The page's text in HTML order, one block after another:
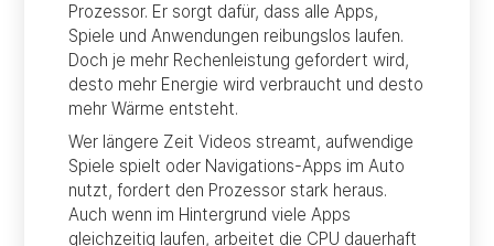
Prozessor. Er sorgt dafür, dass alle Apps,
Spiele und Anwendungen reibungslos laufen.
Doch je mehr Rechenleistung gefordert wird,
desto mehr Energie wird verbraucht und desto
mehr Wärme entsteht.
Wer längere Zeit Videos streamt, aufwendige
Spiele spielt oder Navigations-Apps im Auto
nutzt, fordert den Prozessor stark heraus.
Auch wenn im Hintergrund viele Apps
gleichzeitig laufen, arbeitet die CPU dauerhaft